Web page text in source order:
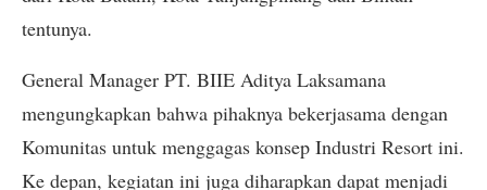
tentunya.
General Manager PT. BIIE Aditya Laksamana
mengungkapkan bahwa pihaknya bekerjasama dengan
Komunitas untuk menggagas konsep Industri Resort ini.
Ke depan, kegiatan ini juga diharapkan dapat menjadi